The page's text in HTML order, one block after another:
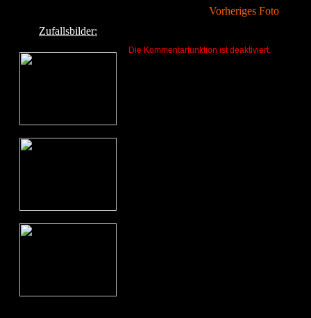
Zufallsbilder:
Vorheriges Foto
Die Kommentarfunktion ist deaktiviert.